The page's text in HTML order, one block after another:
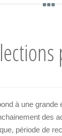
à une
des
période de